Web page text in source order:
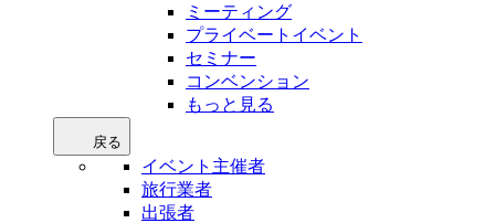
ミーティング
プライベートイベント
セミナー
コンベンション
もっと見る
戻る
イベント主催者
旅行業者
出張者